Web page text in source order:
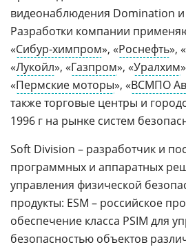
видеонаблюдения Domination и
Разработки компании
«Сибур-химпром», «Роснефть», «
«Лукойл», «Газпром», «Уралхим
«Пермские моторы», «ВСМПО
также торговые центры и
1996 г на рынке систем
Soft Division – разработчик и
программных и аппаратных
управления физической
продукты: ESM – российское
обеспечение класса PSIM для
безопасностью объектов